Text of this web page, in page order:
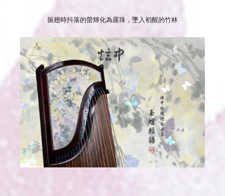
振翅時抖落的螢輝化為露珠，墜入初醒的竹林